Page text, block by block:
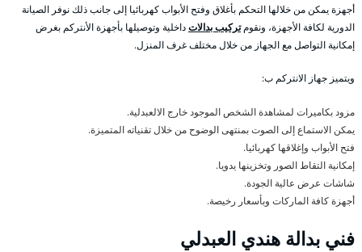
أجهزة يمكن من خلالها التحكم بأغلاق وفتح الأبواب كهربائيا إلى جانب ذلك نوفر الصيانة
الدورية لكافة الأجهزة، ونقومتركيب بدالاتداخلية وتوصيلها بأجهزة الأنتركم بغرض
إمكانية التواصل مع الجهاز من خلال مختلف غرف المنزل.
ويتميز جهاز الانتركم ب:
مزود بكاميرات لمشاهدة الشخص الموجود خارج الالعبدلية.
يمكن الاستماع إلى الصوت بمنتهى الوضوح من خلال تقنياته المتميزة.
فتح الأبواب وإغلاقها كهربائيا.
إمكانية التقاط الصور وتخزينها يدويا.
شاشات عرض عالية الجودة.
أجهزة كافة الماركات وبأسعار رخيصة.
فني بدالة هندي العبدلي